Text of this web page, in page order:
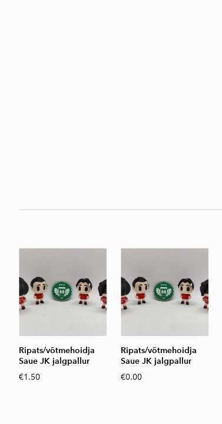
Ripats/võtmehoidja
Saue JK jalgpallur
€1.50
Ripats/võtmehoidja
Saue JK jalgpallur
€0.00